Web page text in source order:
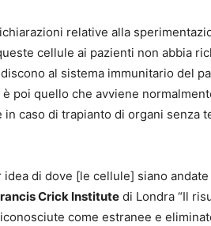
relative alla
cellule ai pazienti non abbia
al sistema immunitario del
poi quello che avviene
caso di trapianto di organi senza
di dove [le cellule] siano
Crick Institute di Londra “Il
come estranee e